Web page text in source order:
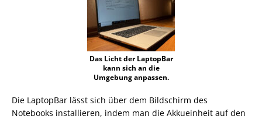
Das Licht der LaptopBar
kann sich an die
Umgebung anpassen.
Die LaptopBar lässt sich über dem Bildschirm des
Notebooks installieren, indem man die Akkueinheit auf den